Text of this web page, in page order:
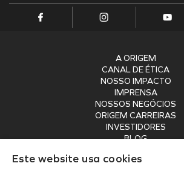
Endereços
INFRAESTRUTURA PORTUÁRIA
Projetos Incentivados
Pesquisa, Desenvolvimento & Inovação
RECEBA NOSSA
A ORIGEM
CANAL DE ÉTICA
NOSSO IMPACTO
IMPRENSA
NOSSOS NEGÓCIOS
ORIGEM CARREIRAS
INVESTIDORES
BLOG
Este website usa cookies